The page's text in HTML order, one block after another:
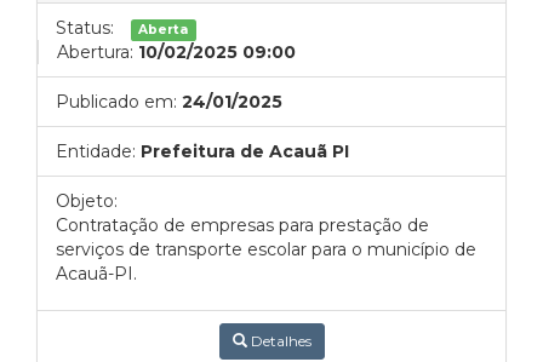
Status: Aberta
Abertura: 10/02/2025 09:00
Publicado em: 24/01/2025
Entidade: Prefeitura de Acauã PI
Objeto:
Contratação de empresas para prestação de
serviços de transporte escolar para o município de
Acauã-PI.
Detalhes